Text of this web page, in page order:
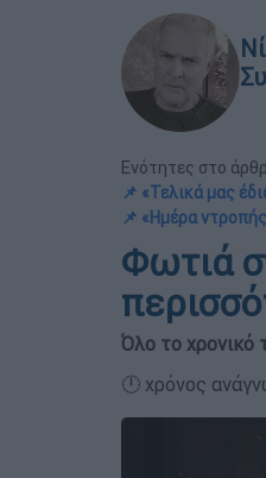
Ενότητες στο
📌 «Τελικά μας
📌 «Ημέρα
Φωτιά
Όλο το χρονικό
🕛 χρόνος